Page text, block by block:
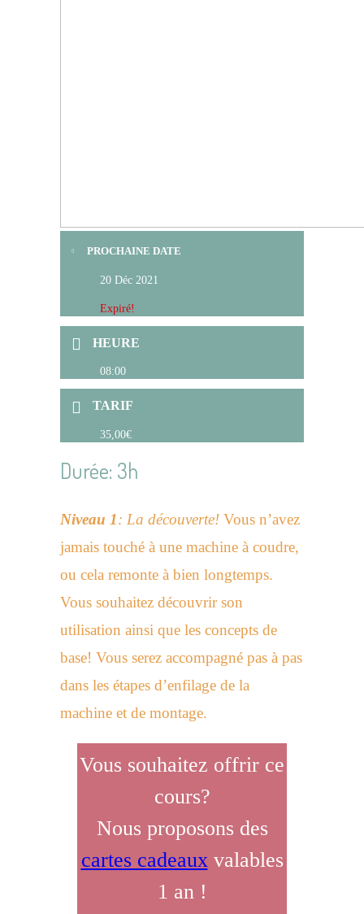
PROCHAINE DATE
20 Déc 2021
Expiré!
HEURE
08:00
TARIF
35,00€
Durée: 3h
Niveau 1: La découverte! Vous n’avez
jamais touché à une machine à coudre,
ou cela remonte à bien longtemps.
Vous souhaitez découvrir son
utilisation ainsi que les concepts de
base! Vous serez accompagné pas à pas
dans les étapes d’enfilage de la
machine et de montage.
Vous souhaitez offrir ce
cours?
Nous proposons des
cartes cadeaux valables
1 an !